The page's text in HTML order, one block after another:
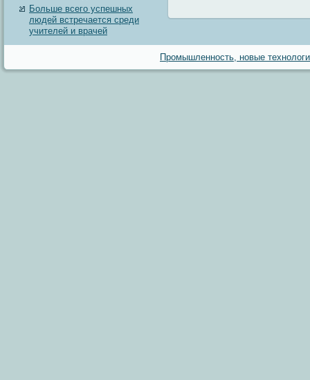
Больше всего успешных
людей встречается среди
учителей и врачей
Промышленность, новые